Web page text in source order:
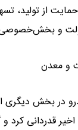
از
و
و معدن
در بخش دیگری
قدردانی کرد